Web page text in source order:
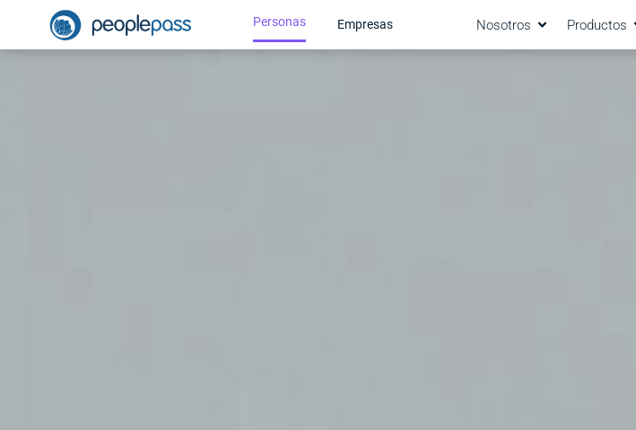
Personas Empresas Nosotros Productos